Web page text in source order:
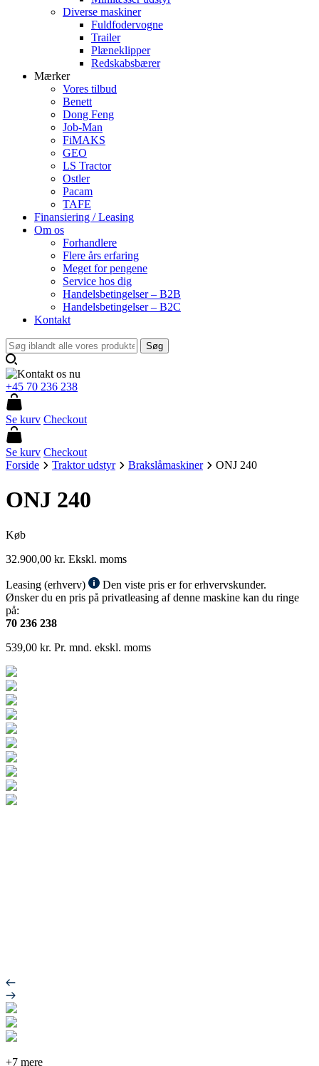
Diverse maskiner
Fuldfodervogne
Trailer
Plæneklipper
Redskabsbærer
Mærker
Vores tilbud
Benett
Dong Feng
Job-Man
FiMAKS
GEO
LS Tractor
Ostler
Pacam
TAFE
Finansiering / Leasing
Om os
Forhandlere
Flere års erfaring
Meget for pengene
Service hos dig
Handelsbetingelser – B2B
Handelsbetingelser – B2C
Kontakt
+45 70 236 238
Se kurv Checkout
Se kurv Checkout
Forside
Traktor udstyr Brakslåmaskiner ONJ 240
ONJ 240
Køb
32.900,00 kr. Ekskl. moms
Leasing (erhverv)
Den viste pris er for erhvervskunder.
Ønsker du en pris på privatleasing af denne maskine kan du ringe
på:
70 236 238
539,00 kr. Pr. mnd. ekskl. moms
+7 mere